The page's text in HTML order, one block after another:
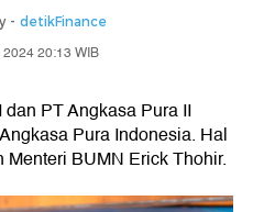
- detikFinance
20:13 WIB
PT Angkasa Pura II
Pura Indonesia. Hal
BUMN Erick Thohir.